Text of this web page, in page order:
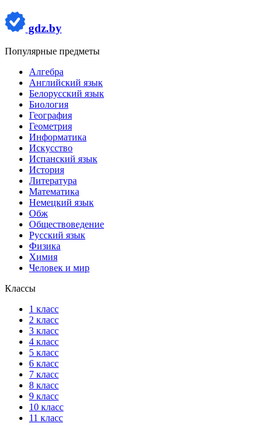
gdz.by
Популярные предметы
Алгебра
Английский язык
Белорусский язык
Биология
География
Геометрия
Информатика
Искусство
Испанский язык
История
Литература
Математика
Немецкий язык
Обж
Обществоведение
Русский язык
Физика
Химия
Человек и мир
Классы
1 класс
2 класс
3 класс
4 класс
5 класс
6 класс
7 класс
8 класс
9 класс
10 класс
11 класс